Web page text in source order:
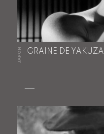
JAPON GRAINE DE YAKUZA